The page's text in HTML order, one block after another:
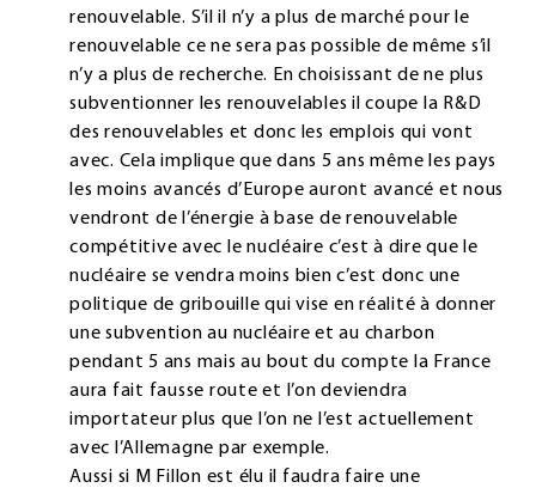
renouvelable. S’il il n’y a plus de marché pour le
renouvelable ce ne sera pas possible de même s’il
n’y a plus de recherche. En choisissant de ne plus
subventionner les renouvelables il coupe la R&D
des renouvelables et donc les emplois qui vont
avec. Cela implique que dans 5 ans même les pays
les moins avancés d’Europe auront avancé et nous
vendront de l’énergie à base de renouvelable
compétitive avec le nucléaire c’est à dire que le
nucléaire se vendra moins bien c’est donc une
politique de gribouille qui vise en réalité à donner
une subvention au nucléaire et au charbon
pendant 5 ans mais au bout du compte la France
aura fait fausse route et l’on deviendra
importateur plus que l’on ne l’est actuellement
avec l’Allemagne par exemple.
Aussi si M Fillon est élu il faudra faire une